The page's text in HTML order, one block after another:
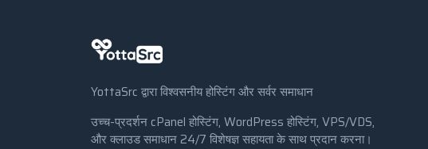
YottaSrc द्वारा विश्वसनीय होस्टिंग और सर्वर समाधान
उच्च-प्रदर्शन cPanel होस्टिंग, WordPress होस्टिंग, VPS/VDS,
और क्लाउड समाधान 24/7 विशेषज्ञ सहायता के साथ प्रदान करना।